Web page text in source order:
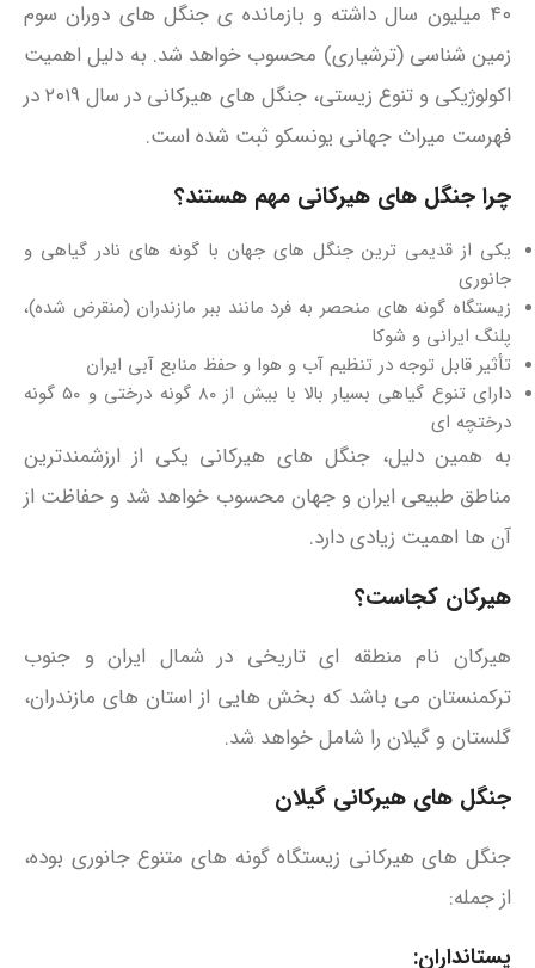
۴۰ میلیون سال داشته و بازمانده‌ ی جنگل‌ های دوران سوم
زمین‌ شناسی (ترشیاری) محسوب خواهد شد. به دلیل اهمیت
اکولوژیکی و تنوع زیستی، جنگل‌ های هیرکانی در سال ۲۰۱۹ در
فهرست میراث جهانی یونسکو ثبت شده است.
چرا جنگل‌ های هیرکانی مهم هستند؟
یکی از قدیمی‌ ترین جنگل‌ های جهان با گونه‌ های نادر گیاهی و
جانوری
زیستگاه گونه‌ های منحصر‌ به‌ فرد مانند ببر مازندران (منقرض‌ شده)،
پلنگ ایرانی و شوکا
تأثیر قابل‌ توجه در تنظیم آب‌ و هوا و حفظ منابع آبی ایران
دارای تنوع گیاهی بسیار بالا با بیش از ۸۰ گونه درختی و ۵۰ گونه
درختچه‌ ای
به همین دلیل، جنگل‌ های هیرکانی یکی از ارزشمندترین
مناطق طبیعی ایران و جهان محسوب خواهد شد و حفاظت از
آن‌ ها اهمیت زیادی دارد.
هیرکان کجاست؟
هیرکان نام منطقه‌ ای تاریخی در شمال ایران و جنوب
ترکمنستان می باشد که بخش‌ هایی از استان‌ های مازندران،
گلستان و گیلان را شامل خواهد شد.
جنگل های هیرکانی گیلان
جنگل‌ های هیرکانی زیستگاه گونه‌ های متنوع جانوری بوده،
از جمله:
پستانداران: